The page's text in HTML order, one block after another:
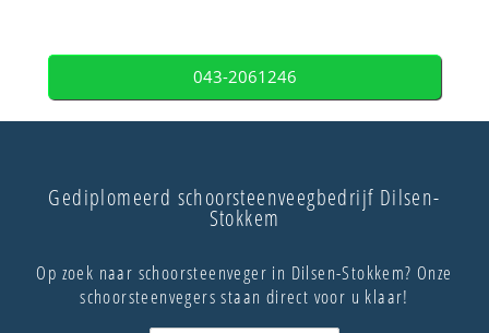
043-2061246
Gediplomeerd schoorsteenveegbedrijf Dilsen-
Stokkem
Op zoek naar schoorsteenveger in Dilsen-Stokkem? Onze
schoorsteenvegers staan direct voor u klaar!